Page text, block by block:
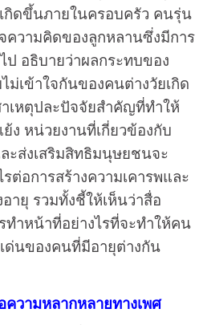
กิดขึ้นภายในครอบครัว คนรุ่น
ความคิดของลูกหลานซึ่งมีการ
ป อธิบายว่าผลกระทบของ
ม่เข้าใจกันของคนต่างวัยเกิด
เหตุปละปัจจัยสำคัญที่ทำให้
ง หน่วยงานที่เกี่ยวข้องกับ
ะส่งเสริมสิทธิมนุษยชนจะ
ต่อการสร้างความเคารพและ
ายุ รวมทั้งชี้ให้เห็นว่าสื่อ
ำหน้าที่อย่างไรที่จะทำให้คน
ด่นของคนที่มีอายุต่างกัน
วามหลากหลายทางเพศ